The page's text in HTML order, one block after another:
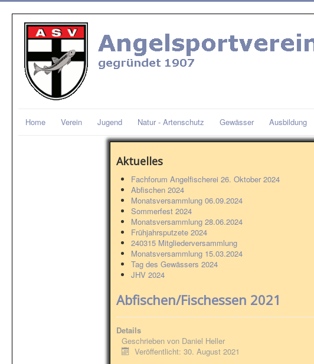
Home Verein Jugend Natur - Artenschutz Gewässer Ausbildung
Aktuelles
Fachforum Angelfischerei 26. Oktober 2024
Abfischen 2024
Monatsversammlung 06.09.2024
Sommerfest 2024
Monatsversammlung 28.06.2024
Frühjahrsputzete 2024
240315 Mitgliederversammlung
Monatsversammlung 15.03.2024
Tag des Gewässers 2024
JHV 2024
Abfischen/Fischessen 2021
Details
Geschrieben von Daniel Heller
Veröffentlicht: 30. August 2021